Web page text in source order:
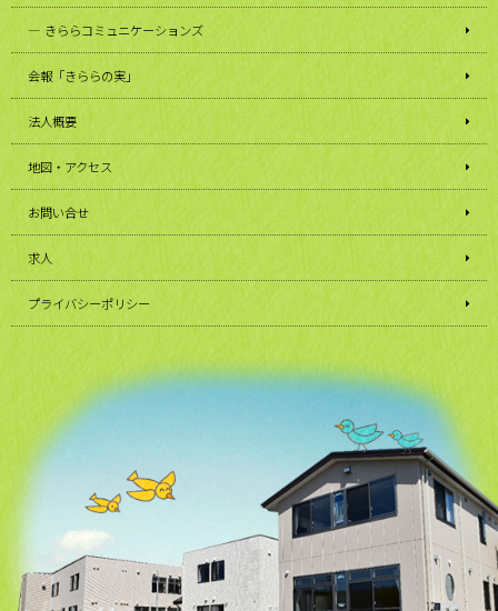
きららコミュニケーションズ
会報「きららの実」
法人概要
地図・アクセス
お問い合せ
求人
プライバシーポリシー